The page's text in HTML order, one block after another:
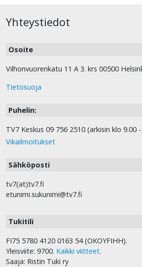
Yhteystiedot
Osoite
Vilhonvuorenkatu 11 A 3. krs 00500
Tietosuoja
Puhelin:
TV7 Keskus 09 756 2510 (arkisin klo 9.00
Vikailmoitukset
Sähköposti
tv7(at)tv7.fi
etunimi.sukunimi@tv7.fi
Tukitili
FI75 5780 4120 0163 54 (OKOYFIHH).
Yleisviite: 9700. Kaikki viitteet.
Saaja: Ristin Tuki ry